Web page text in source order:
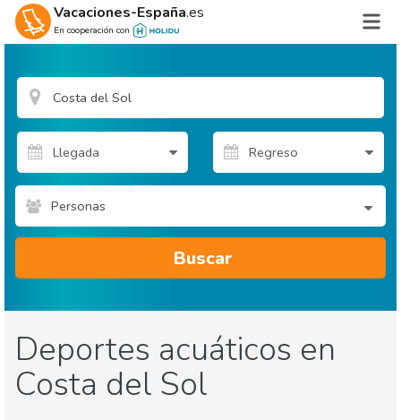
Vacaciones-España.es
En cooperación con
Personas
Buscar
Deportes acuáticos en
Costa del Sol